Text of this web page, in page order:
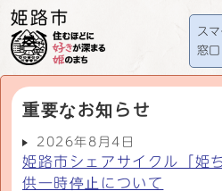
ス
窓口
重要なお知らせ
2026年8月4日
姫路市シェアサイクル「姫
供一時停止について